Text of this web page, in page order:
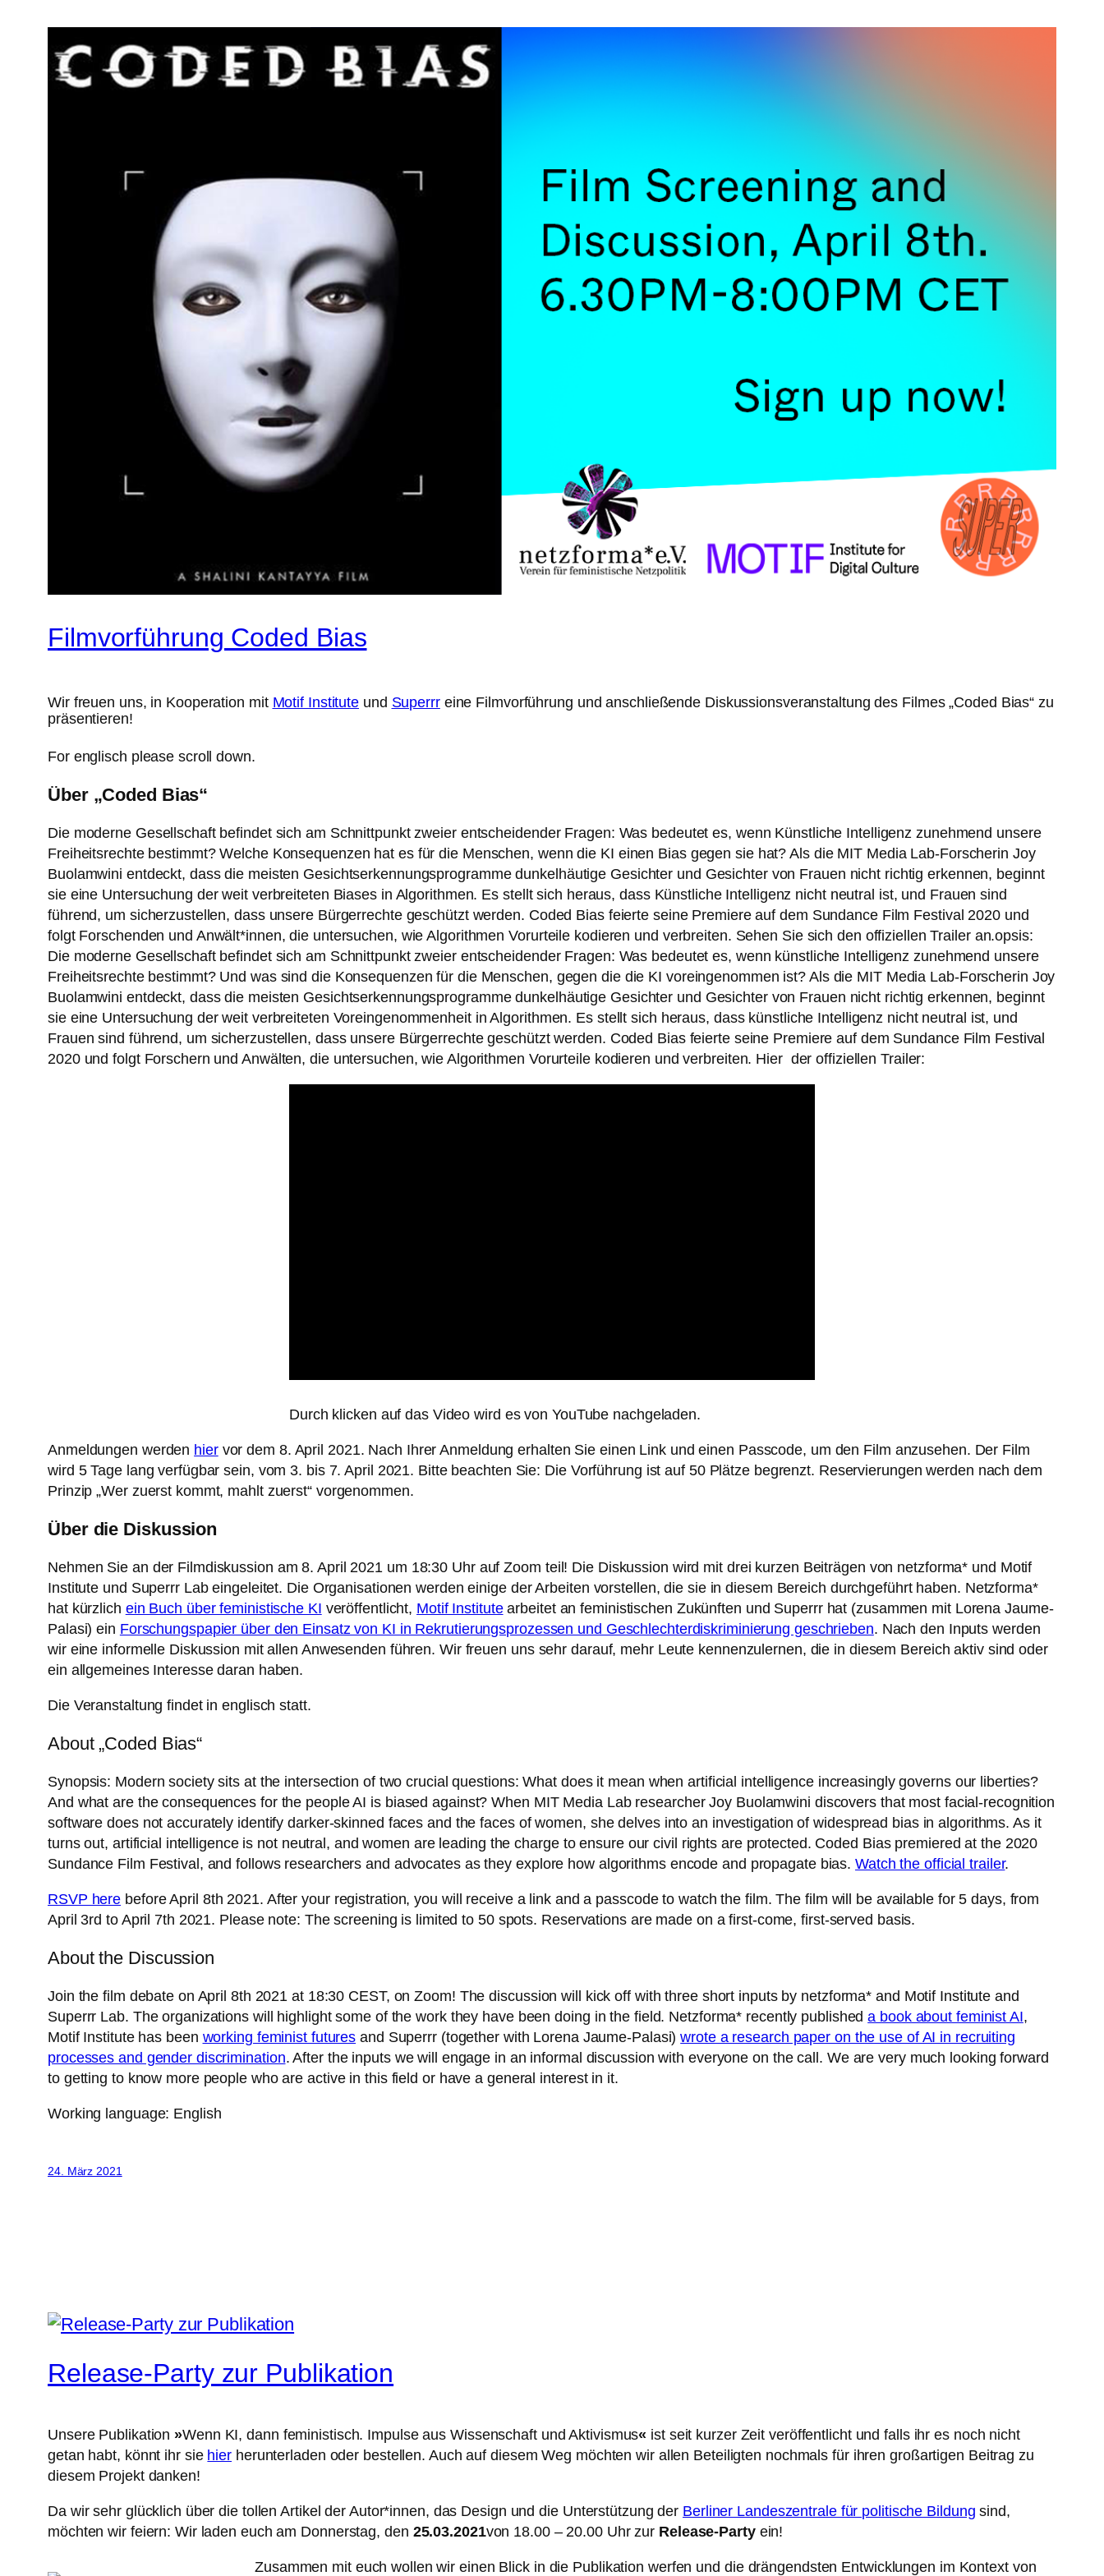
Filmvorführung Coded Bias
Wir freuen uns, in Kooperation mit Motif Institute und Superrreine Filmvorführung und anschließende Diskussionsveranstaltung des Filmes „Coded Bias“ zu
präsentieren!
For englisch please scroll down.
Über „Coded Bias“
Die moderne Gesellschaft befindet sich am Schnittpunkt zweier entscheidender Fragen: Was bedeutet es, wenn Künstliche Intelligenz zunehmend unsere
Freiheitsrechte bestimmt? Welche Konsequenzen hat es für die Menschen, wenn die KI einen Bias gegen sie hat? Als die MIT Media Lab-Forscherin Joy
Buolamwini entdeckt, dass die meisten Gesichtserkennungsprogramme dunkelhäutige Gesichter und Gesichter von Frauen nicht richtig erkennen, beginnt
sie eine Untersuchung der weit verbreiteten Biases in Algorithmen. Es stellt sich heraus, dass Künstliche Intelligenz nicht neutral ist, und Frauen sind
führend, um sicherzustellen, dass unsere Bürgerrechte geschützt werden. Coded Bias feierte seine Premiere auf dem Sundance Film Festival 2020 und
folgt Forschenden und Anwält*innen, die untersuchen, wie Algorithmen Vorurteile kodieren und verbreiten. Sehen Sie sich den offiziellen Trailer an.opsis:
Die moderne Gesellschaft befindet sich am Schnittpunkt zweier entscheidender Fragen: Was bedeutet es, wenn künstliche Intelligenz zunehmend unsere
Freiheitsrechte bestimmt? Und was sind die Konsequenzen für die Menschen, gegen die die KI voreingenommen ist? Als die MIT Media Lab-Forscherin Joy
Buolamwini entdeckt, dass die meisten Gesichtserkennungsprogramme dunkelhäutige Gesichter und Gesichter von Frauen nicht richtig erkennen, beginnt
sie eine Untersuchung der weit verbreiteten Voreingenommenheit in Algorithmen. Es stellt sich heraus, dass künstliche Intelligenz nicht neutral ist, und
Frauen sind führend, um sicherzustellen, dass unsere Bürgerrechte geschützt werden. Coded Bias feierte seine Premiere auf dem Sundance Film Festival
2020 und folgt Forschern und Anwälten, die untersuchen, wie Algorithmen Vorurteile kodieren und verbreiten. Hier der offiziellen Trailer:
Durch klicken auf das Video wird es von YouTube nachgeladen.
Anmeldungen werden hiervor dem 8. April 2021. Nach Ihrer Anmeldung erhalten Sie einen Link und einen Passcode, um den Film anzusehen. Der Film
wird 5 Tage lang verfügbar sein, vom 3. bis 7. April 2021. Bitte beachten Sie: Die Vorführung ist auf 50 Plätze begrenzt. Reservierungen werden nach dem
Prinzip „Wer zuerst kommt, mahlt zuerst“ vorgenommen.
Über die Diskussion
Nehmen Sie an der Filmdiskussion am 8. April 2021 um 18:30 Uhr auf Zoom teil! Die Diskussion wird mit drei kurzen Beiträgen von netzforma* und Motif
Institute und Superrr Lab eingeleitet. Die Organisationen werden einige der Arbeiten vorstellen, die sie in diesem Bereich durchgeführt haben. Netzforma*
hat kürzlich ein Buch über feministische KI veröffentlicht, Motif Institutearbeitet an feministischen Zukünften und Superrr hat (zusammen mit Lorena Jaume-
Palasi) ein Forschungspapier über den Einsatz von KI in Rekrutierungsprozessen und Geschlechterdiskriminierung geschrieben. Nach den Inputs werden
wir eine informelle Diskussion mit allen Anwesenden führen. Wir freuen uns sehr darauf, mehr Leute kennenzulernen, die in diesem Bereich aktiv sind oder
ein allgemeines Interesse daran haben.
Die Veranstaltung findet in englisch statt.
About „Coded Bias“
Synopsis: Modern society sits at the intersection of two crucial questions: What does it mean when artificial intelligence increasingly governs our liberties?
And what are the consequences for the people AI is biased against? When MIT Media Lab researcher Joy Buolamwini discovers that most facial-recognition
software does not accurately identify darker-skinned faces and the faces of women, she delves into an investigation of widespread bias in algorithms. As it
turns out, artificial intelligence is not neutral, and women are leading the charge to ensure our civil rights are protected. Coded Bias premiered at the 2020
Sundance Film Festival, and follows researchers and advocates as they explore how algorithms encode and propagate bias.Watch the official trailer.
RSVP here before April 8th 2021. After your registration, you will receive a link and a passcode to watch the film. The film will be available for 5 days, from
April 3rd to April 7th 2021. Please note: The screening is limited to 50 spots. Reservations are made on a first-come, first-served basis.
About the Discussion
Join the film debate on April 8th 2021 at 18:30 CEST, on Zoom! The discussion will kick off with three short inputs by netzforma* and Motif Institute and
Superrr Lab. The organizations will highlight some of the work they have been doing in the field. Netzforma* recently publisheda book about feminist AI,
Motif Institute has been working feminist futures and Superrr (together with Lorena Jaume-Palasi)wrote a research paper on the use of AI in recruiting
processes and gender discrimination. After the inputs we will engage in an informal discussion with everyone on the call. We are very much looking forward
to getting to know more people who are active in this field or have a general interest in it.
Working language: English
24. März 2021
Release-Party zur Publikation
Unsere Publikation »Wenn KI, dann feministisch. Impulse aus Wissenschaft und Aktivismus« ist seit kurzer Zeit veröffentlicht und falls ihr es noch nicht
getan habt, könnt ihr sie hier herunterladen oder bestellen. Auch auf diesem Weg möchten wir allen Beteiligten nochmals für ihren großartigen Beitrag zu
diesem Projekt danken!
Da wir sehr glücklich über die tollen Artikel der Autor*innen, das Design und die Unterstützung der Berliner Landeszentrale für politische Bildung sind,
möchten wir feiern: Wir laden euch am Donnerstag, den 25.03.2021von 18.00 – 20.00 Uhr zur Release-Partyein!
Zusammen mit euch wollen wir einen Blick in die Publikation werfen und die drängendsten Entwicklungen im Kontext von